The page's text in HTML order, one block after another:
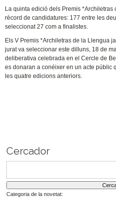
La quinta edició dels Premis
rècord de candidatures: 177 entre les
seleccionat 27 com a finalistes.
Els V Premis *Archiletras de la Llengua
jurat va seleccionar este dilluns, 18 de
deliberativa celebrada en el Cercle de
es donaran a conéixer en un acte públic
les quatre edicions anteriors.
Cercador
Categoria de la novetat: